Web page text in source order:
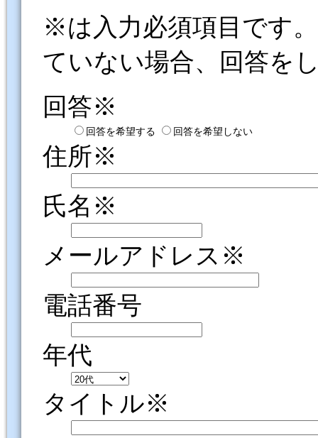
※は入力必須項目です
ていない場合、回答を
回答※
回答を希望する 回答を希望しない
住所※
氏名※
メールアドレス※
電話番号
年代
タイトル※